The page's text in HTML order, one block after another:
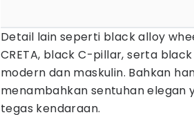
Detail lain seperti black alloy
CRETA, black C-pillar, serta
modern dan maskulin. Bahkan
menambahkan sentuhan elegan
tegas kendaraan.